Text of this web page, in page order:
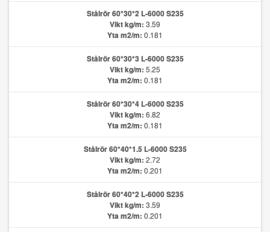
Stålrör 60*30*2 L-6000 S235
Vikt kg/m: 3.59
Yta m2/m: 0.181
Stålrör 60*30*3 L-6000 S235
Vikt kg/m: 5.25
Yta m2/m: 0.181
Stålrör 60*30*4 L-6000 S235
Vikt kg/m: 6.82
Yta m2/m: 0.181
Stålrör 60*40*1.5 L-6000 S235
Vikt kg/m: 2.72
Yta m2/m: 0.201
Stålrör 60*40*2 L-6000 S235
Vikt kg/m: 3.59
Yta m2/m: 0.201